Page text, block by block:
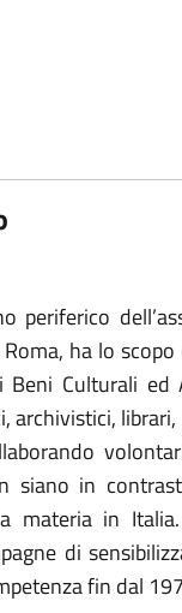
periferico
ha lo
Culturali ed
archivistici,
siano in
materia in
di
fin dal